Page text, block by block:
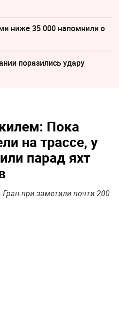
ниже 35 000 напомнили о
поразились удару
Пока
на трассе, у
парад яхт
при заметили почти 200